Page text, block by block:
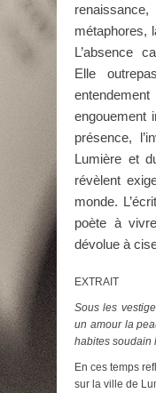
métaphores,
L’absence
Elle
engouement
présence,
Lumière et
révèlent
monde.
poète à
dévolue à
EXTRAIT
Sous les
un amour la
habites soudain
En ces temps
sur la ville de